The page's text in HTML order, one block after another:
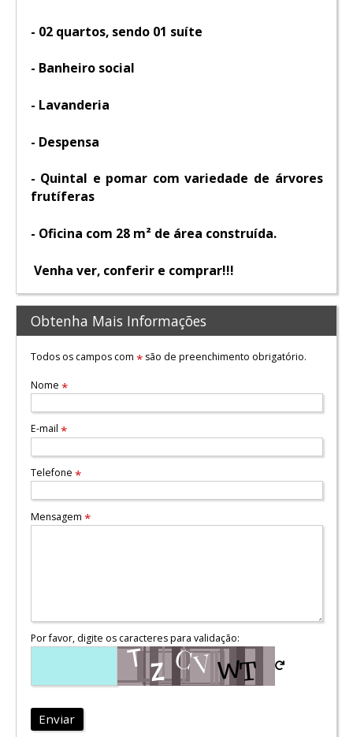
- ⁠02 quartos, sendo 01 suíte
- ⁠Banheiro social
- ⁠Lavanderia
- ⁠Despensa
- ⁠Quintal e pomar com variedade de árvores
frutíferas
- Oficina com 28 m² de área construída.
Venha ver, conferir e comprar!!!
Obtenha Mais Informações
Todos os campos com *são de preenchimento obrigatório.
Nome *
E-mail *
Telefone *
Mensagem *
Por favor, digite os caracteres para validação:
Enviar